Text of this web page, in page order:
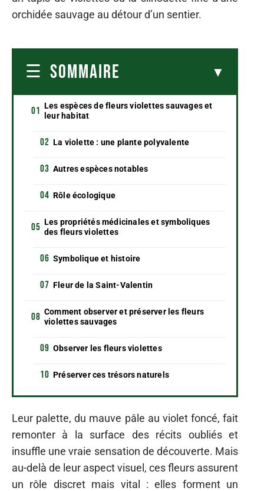
orchidée sauvage au détour d’un sentier.
SOMMAIRE
Les espèces de fleurs violettes sauvages et
leur habitat
La violette : une plante polyvalente
Autres espèces notables
Rôle écologique
Les propriétés médicinales et symboliques
des fleurs violettes
Symbolique et histoire
Fleur de la Saint-Valentin
Comment observer et préserver les fleurs
violettes sauvages
Observer les fleurs violettes
Préserver ces trésors naturels
Leur palette, du mauve pâle au violet foncé, fait
remonter à la surface des récits oubliés et
insuffle une vraie sensation de découverte. Mais
au-delà de leur aspect visuel, ces fleurs assurent
un rôle discret mais vital : elles forment un